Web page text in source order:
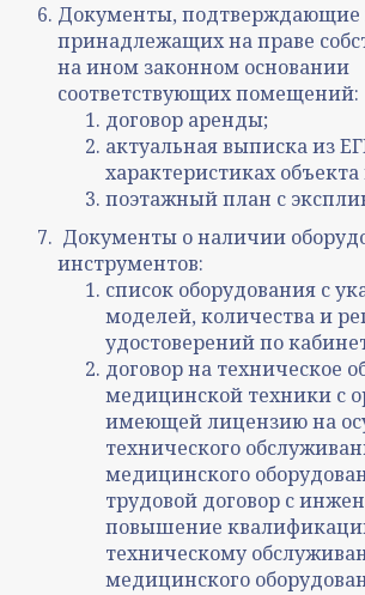
Документы, подтверждающие
принадлежащих на праве
на ином законном основании
соответствующих помещений:
договор аренды;
актуальная выписка из
характеристиках
поэтажный план с
Документы о наличии
инструментов:
список оборудования с
моделей, количества и
удостоверений по
договор на техническое
медицинской техники с
имеющей лицензию на
технического
медицинского
трудовой договор с
повышение
техническому
медицинского